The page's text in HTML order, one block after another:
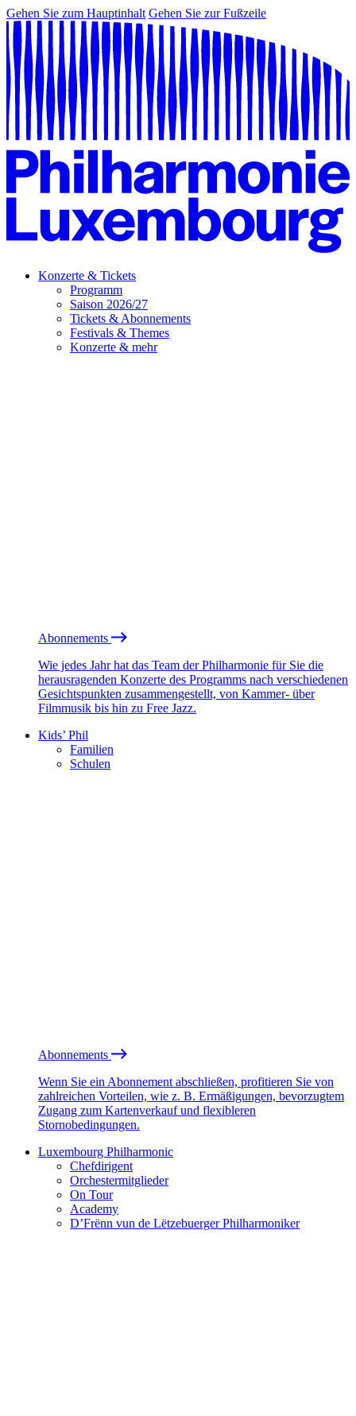
Gehen Sie zum Hauptinhalt Gehen Sie zur Fußzeile
Konzerte & Tickets
Programm
Saison 2026/27
Tickets & Abonnements
Festivals & Themes
Konzerte & mehr
Abonnements
Wie jedes Jahr hat das Team der Philharmonie für Sie die
herausragenden Konzerte des Programms nach verschiedenen
Gesichtspunkten zusammengestellt, von Kammer- über
Filmmusik bis hin zu Free Jazz.
Kids’ Phil
Familien
Schulen
Abonnements
Wenn Sie ein Abonnement abschließen, profitieren Sie von
zahlreichen Vorteilen, wie z. B. Ermäßigungen, bevorzugtem
Zugang zum Kartenverkauf und flexibleren
Stornobedingungen.
Luxembourg Philharmonic
Chefdirigent
Orchestermitglieder
On Tour
Academy
D’Frënn vun de Lëtzebuerger Philharmoniker